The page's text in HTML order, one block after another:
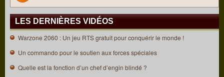
LES DERNIÈRES VIDÉOS
Warzone 2060 : Un jeu RTS gratuit pour conquérir le monde !
Un commando pour le soutien aux forces spéciales
Quelle est la fonction d’un chef d’engin blindé ?